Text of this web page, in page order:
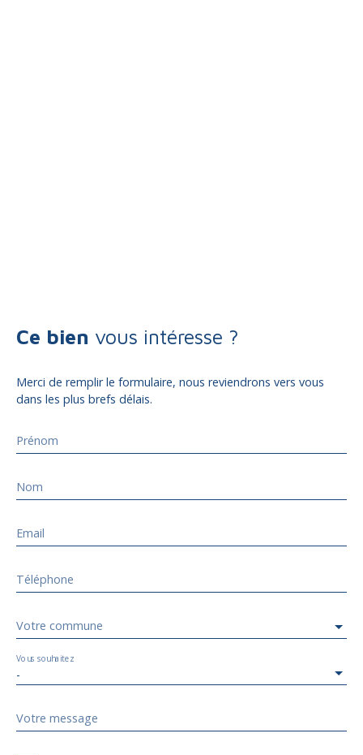
Ce bien vous intéresse ?
Merci de remplir le formulaire, nous reviendrons vers vous
dans les plus brefs délais.
Prénom
Nom
Email
Téléphone
Votre commune
-
Vous souhaitez
Votre message